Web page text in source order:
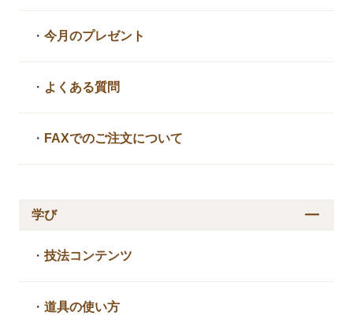
・今月のプレゼント
・ よくある質問
・ FAXでのご注文について
学び
・技法コンテンツ
・道具の使い方